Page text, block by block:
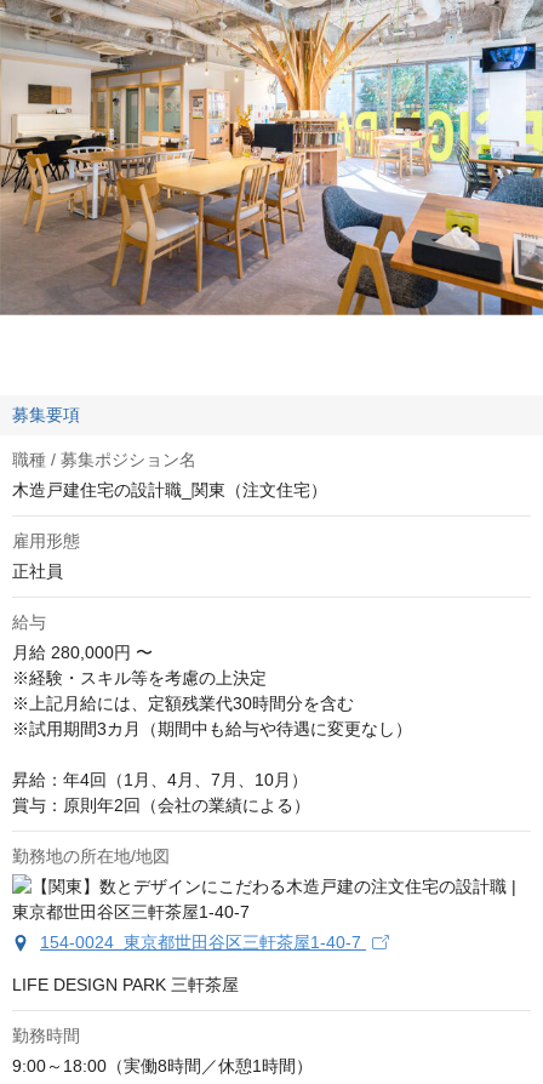
募集要項
職種 / 募集ポジション名
木造戸建住宅の設計職_関東（注文住宅）
雇用形態
正社員
給与
月給 280,000円 〜
※経験・スキル等を考慮の上決定
※上記月給には、定額残業代30時間分を含む
※試用期間3カ月（期間中も給与や待遇に変更なし）
昇給：年4回（1月、4月、7月、10月）
賞与：原則年2回（会社の業績による）
勤務地の所在地/地図
154-0024 東京都世田谷区三軒茶屋1-40-7
LIFE DESIGN PARK 三軒茶屋
勤務時間
9:00～18:00（実働8時間／休憩1時間）